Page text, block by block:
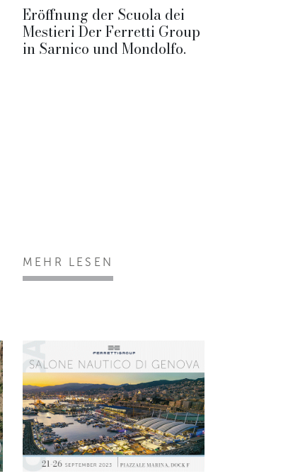
Eröffnung der Scuola dei
Mestieri Der Ferretti Group
in Sarnico und Mondolfo.
MEHR LESEN